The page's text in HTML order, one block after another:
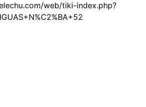
web/tiki-index.php?